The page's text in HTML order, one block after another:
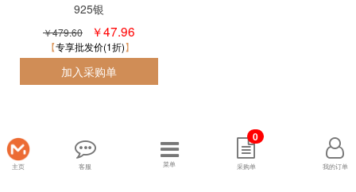
主页 客服 菜单
0
采购单 我的订单
925银
￥479.60 ￥47.96
专享批发价(1折)